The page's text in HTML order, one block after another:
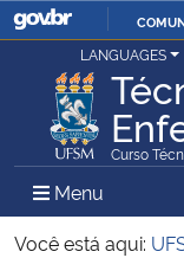
Ministério da Justiça e
Ministério da Defesa
Ministério das Relações
LANGUAGES
Curso
Menu Menu
Você está aqui: